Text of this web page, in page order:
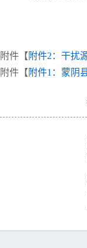
附件【 附件2：干扰
附件【 附件1：蒙阴